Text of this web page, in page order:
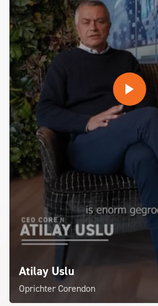
Atilay Uslu
Oprichter Corendon